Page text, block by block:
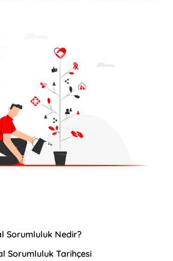
Sorumluluk Nedir?
Sorumluluk Tarihçesi